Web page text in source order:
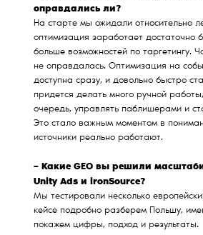
оправдались ли?
На старте мы ожидали относительно
оптимизация заработает достаточно
больше возможностей по таргетингу.
не оправдалась. Оптимизация на
доступна сразу, и довольно быстро
придется делать много ручной
очередь, управлять паблишерами и
Это стало важным моментом в
источники реально работают.
– Какие GEO вы решили
Unity Ads и ironSource?
Мы тестировали несколько
кейсе подробно разберем Польшу,
покажем цифры, подход и результаты.